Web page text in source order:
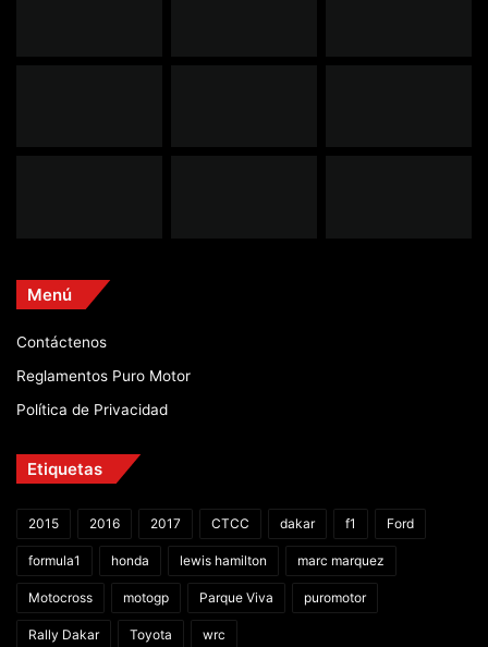
Menú
Contáctenos
Reglamentos Puro Motor
Política de Privacidad
Etiquetas
2015 2016 2017 CTCC dakar f1 Ford
formula1 honda lewis hamilton marc marquez
Motocross motogp Parque Viva puromotor
Rally Dakar Toyota wrc